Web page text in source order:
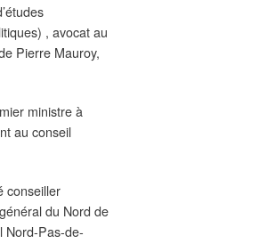
, avocat au
Pierre Mauroy,
ministre à
au conseil
conseiller
du Nord de
Nord-Pas-de-